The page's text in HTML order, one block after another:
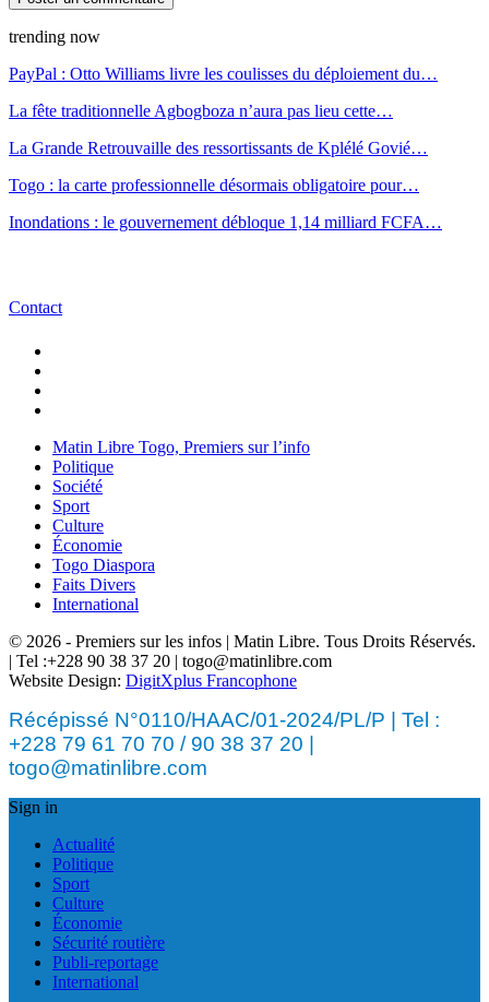
trending now
PayPal : Otto Williams livre les coulisses du déploiement du…
La fête traditionnelle Agbogboza n’aura pas lieu cette…
La Grande Retrouvaille des ressortissants de Kplélé Govié…
Togo : la carte professionnelle désormais obligatoire pour…
Inondations : le gouvernement débloque 1,14 milliard FCFA…
Contact
Matin Libre Togo, Premiers sur l’info
Politique
Société
Sport
Culture
Économie
Togo Diaspora
Faits Divers
International
© 2026 - Premiers sur les infos | Matin Libre. Tous Droits Réservés.
| Tel :+228 90 38 37 20 | togo@matinlibre.com
Website Design: DigitXplus Francophone
Récépissé N°0110/HAAC/01-2024/PL/P | Tel :
+228 79 61 70 70 / 90 38 37 20 |
togo@matinlibre.com
Sign in
Actualité
Politique
Sport
Culture
Économie
Sécurité routière
Publi-reportage
International